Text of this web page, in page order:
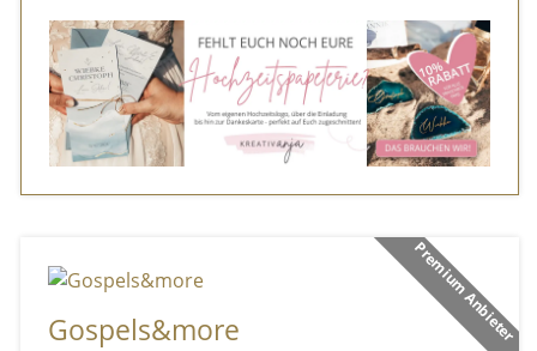
Premium Anbieter
Gospels&more